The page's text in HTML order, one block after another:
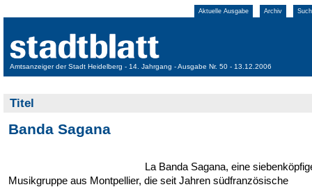
Aktuelle Ausgabe Archiv
Amtsanzeiger der Stadt Heidelberg - 14. Jahrgang - Ausgabe Nr. 50 - 13.12.2006
Titel
Banda Sagana
La Banda Sagana, eine
Musikgruppe aus Montpellier, die seit Jahren südfranzösische